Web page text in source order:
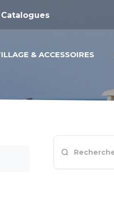
Catalogues
& ACCESSOIRES